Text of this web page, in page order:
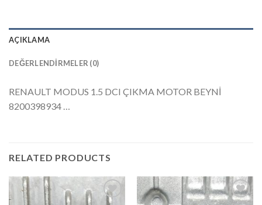
AÇIKLAMA
DEĞERLENDIRMELER (0)
RENAULT MODUS 1.5 DCI ÇIKMA MOTOR BEYNİ
8200398934 …
RELATED PRODUCTS